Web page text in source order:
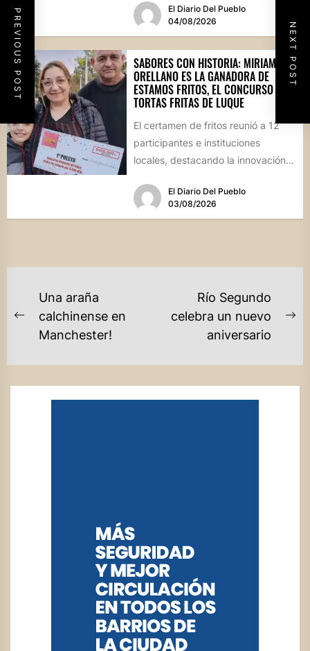
PREVIOUS POST NEXT POST
El Diario Del Pueblo
04/08/2026
SABORES CON HISTORIA: MIRIAM
ORELLANO ES LA GANADORA DE
ESTAMOS FRITOS, EL CONCURSO DE
TORTAS FRITAS DE LUQUE
El certamen de fritos reunió a 12
participantes e instituciones
locales, destacando la innovación
El Diario Del Pueblo
03/08/2026
NAVEGACIÓN
DE
ENTRADAS
Previous
post:
Una araña
calchinense en
Manchester!
Río Segundo
celebra un nuevo
aniversario